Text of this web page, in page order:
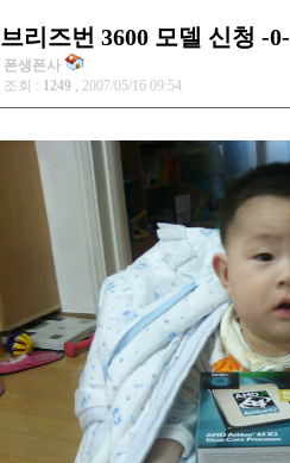
브리즈번 3600 모델 신청 -0-
폰생폰사
조회 : 1249 , 2007/05/16 09:54